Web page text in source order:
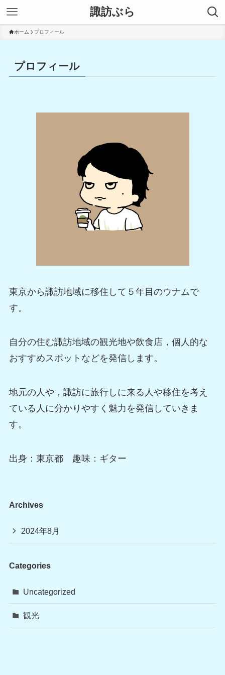
諏訪ぶら
ホーム プロフィール
プロフィール
東京から諏訪地域に移住して５年目のウナムで
す。
自分の住む諏訪地域の観光地や飲食店，個人的な
おすすめスポットなどを発信します。
地元の人や，諏訪に旅行しに来る人や移住を考え
ている人に分かりやすく魅力を発信していきま
す。
出身：東京都 趣味：ギター
Archives
2024年8月
Categories
Uncategorized
観光